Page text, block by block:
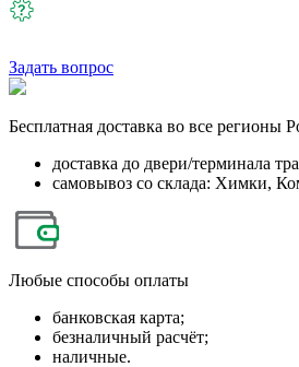
Задать вопрос
Бесплатная доставка во все регионы
доставка до двери/терминала
самовывоз со склада: Химки,
Любые способы оплаты
банковская карта;
безналичный расчёт;
наличные.